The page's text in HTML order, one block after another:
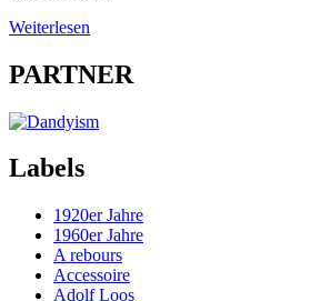
Weiterlesen
PARTNER
Labels
1920er Jahre
1960er Jahre
A rebours
Accessoire
Adolf Loos